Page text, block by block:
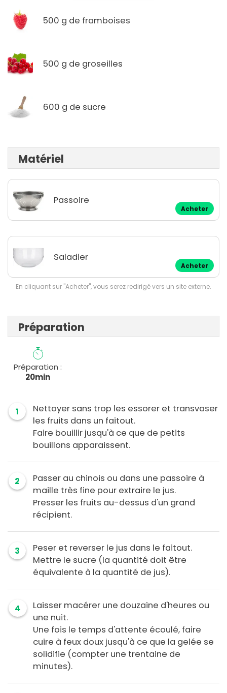
500 g de framboises
500 g de groseilles
600 g de sucre
Matériel
Passoire
Acheter
Saladier
Acheter
En cliquant sur "Acheter", vous serez redirigé vers un site externe.
Préparation
Préparation :
20min
1
Nettoyer sans trop les essorer et transvaser
les fruits dans un faitout.
Faire bouillir jusqu'à ce que de petits
bouillons apparaissent.
2
Passer au chinois ou dans une passoire à
maille très fine pour extraire le jus.
Presser les fruits au-dessus d'un grand
récipient.
3
Peser et reverser le jus dans le faitout.
Mettre le sucre (la quantité doit être
équivalente à la quantité de jus).
4
Laisser macérer une douzaine d'heures ou
une nuit.
Une fois le temps d'attente écoulé, faire
cuire à feux doux jusqu'à ce que la gelée se
solidifie (compter une trentaine de
minutes).